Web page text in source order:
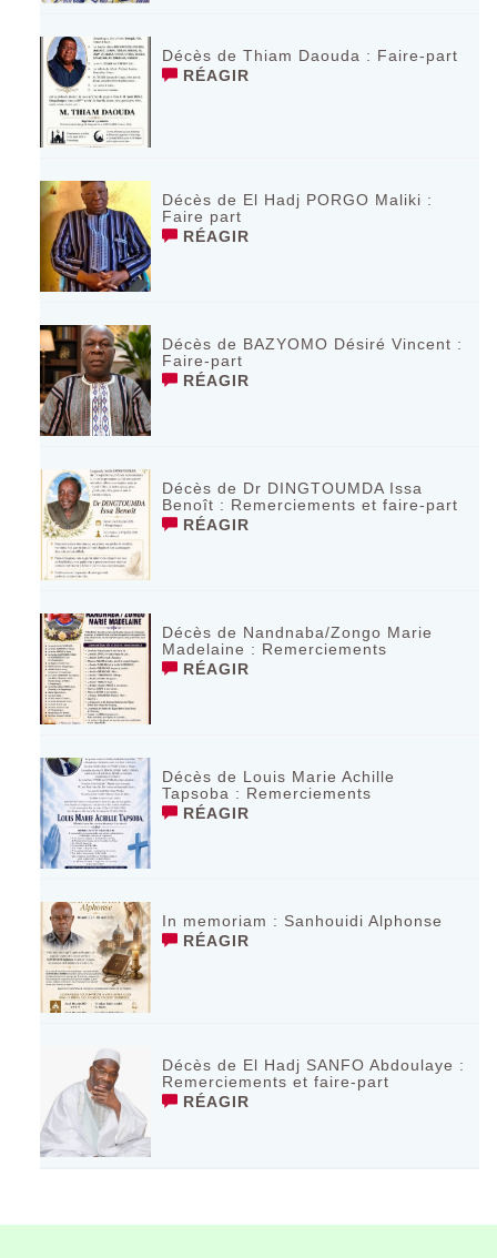
Décès de Thiam Daouda : Faire-part
RÉAGIR
Décès de El Hadj PORGO Maliki :
Faire part
RÉAGIR
Décès de BAZYOMO Désiré Vincent :
Faire-part
RÉAGIR
Décès de Dr DINGTOUMDA Issa
Benoît : Remerciements et faire-part
RÉAGIR
Décès de Nandnaba/Zongo Marie
Madelaine : Remerciements
RÉAGIR
Décès de Louis Marie Achille
Tapsoba : Remerciements
RÉAGIR
In memoriam : Sanhouidi Alphonse
RÉAGIR
Décès de El Hadj SANFO Abdoulaye :
Remerciements et faire-part
RÉAGIR